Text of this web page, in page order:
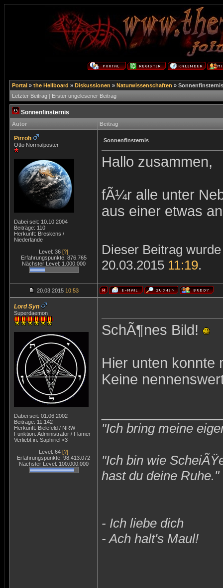
Portal » the Hellboard » Diskussionen » Naturwissenschaften » Sonnenfinsternis
Letzter Beitrag | Erster ungelesener Beitrag
Sonnenfinsternis
Autor Beitrag
Pirroh
Otto Normalposter
Dabei seit: 10.10.2004
Beiträge: 110
Herkunft: Breskens /
Niederlande
Level: 36 [?]
Erfahrungspunkte: 876.765
Nächster Level: 1.000.000
Sonnenfinsternis
Hallo zusammen,
fÃ¼r alle unter
aus einer etwas
Dieser Beitrag
20.03.2015 11:19.
20.03.2015 10:53
Lord Syn
Superdaemon
Dabei seit: 01.06.2002
Beiträge: 11.142
Herkunft: Bielefeld / NRW
Funktion: Administrator / Flamer
Verliebt in: Saphiriel <3
Level: 64 [?]
Erfahrungspunkte: 98.413.072
Nächster Level: 100.000.000
SchÃ¶nes Bild!
Hier unten konnte
Keine
"Ich bring meine
"Ich bin wie
hast du deine
- Ich liebe dich
- Ach halt's Maul!